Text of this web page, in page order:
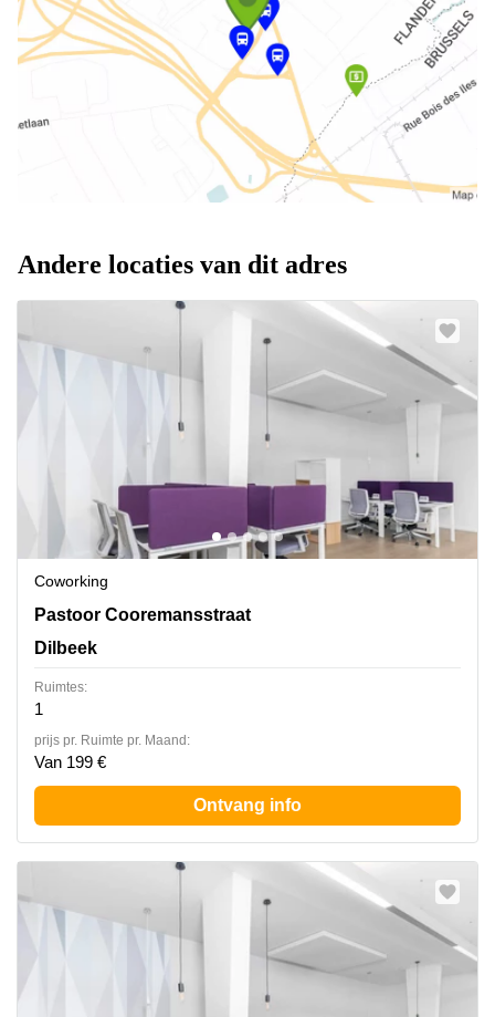
Andere locaties van dit adres
Coworking
Pastoor Cooremansstraat 3, Dilbeek
Pastoor Cooremansstraat
Dilbeek
Ruimtes:
1
prijs pr. Ruimte pr. Maand:
Van 199 €
Ontvang info